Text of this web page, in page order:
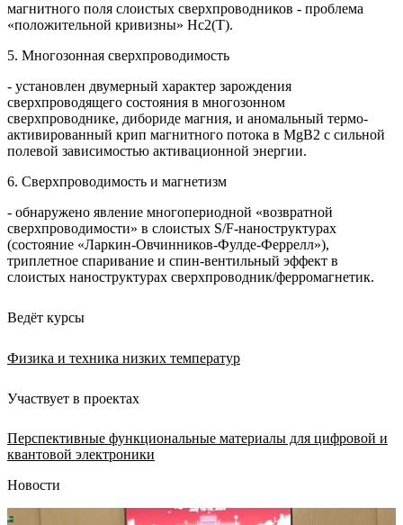
магнитного поля слоистых сверхпроводников - проблема
«положительной кривизны» Нc2(T).
5. Многозонная сверхпроводимость
- установлен двумерный характер зарождения
сверхпроводящего состояния в многозонном
сверхпроводнике, дибориде магния, и аномальный термо-
активированный крип магнитного потока в MgB2 с сильной
полевой зависимостью активационной энергии.
6. Сверхпроводимость и магнетизм
- обнаружено явление многопериодной «возвратной
сверхпроводимости» в слоистых S/F-наноструктурах
(состояние «Ларкин-Овчинников-Фулде-Феррелл»),
триплетное спаривание и спин-вентильный эффект в
слоистых наноструктурах сверхпроводник/ферромагнетик.
Ведёт курсы
Физика и техника низких температур
Участвует в проектах
Перспективные функциональные материалы для цифровой и
квантовой электроники
Новости